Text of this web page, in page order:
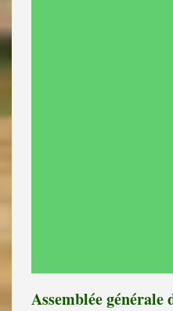
Assemblée